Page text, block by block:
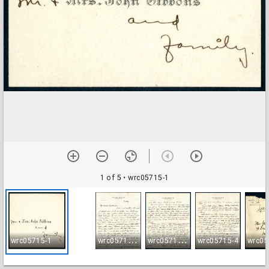
1 of 5 • wrc05715-1
wrc05715-1 w
rc05715-2 w
rc05715-3 wrc05715-4